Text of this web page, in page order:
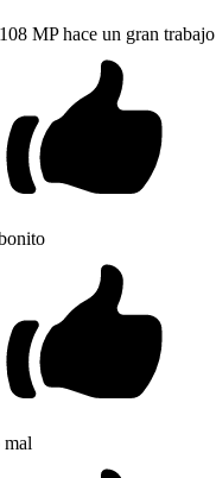
MP hace un gran trabajo
mal